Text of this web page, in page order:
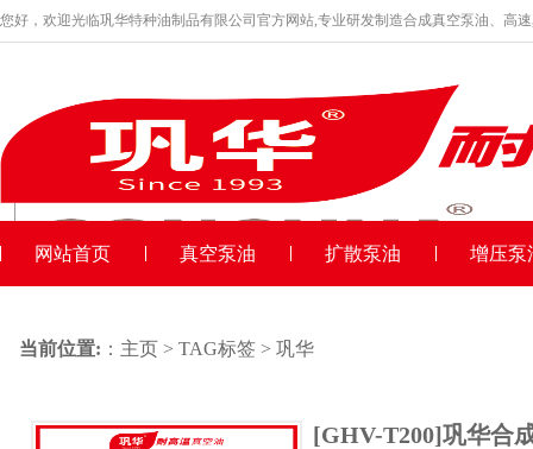
您好，欢迎光临巩华特种油制品有限公司官方网站,专业研发制造合成真空泵油、高
网站首页 真空泵油 扩散泵油 增压泵
当前位置: ： 主页 > TAG标签 > 巩华
[GHV-T200]巩华合